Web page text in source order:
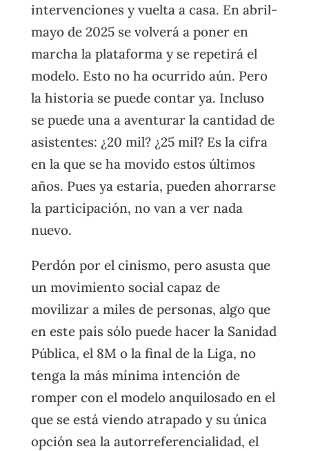
intervenciones y vuelta a casa. En abril-
mayo de 2025 se volverá a poner en
marcha la plataforma y se repetirá el
modelo. Esto no ha ocurrido aún. Pero
la historia se puede contar ya. Incluso
se puede una a aventurar la cantidad de
asistentes: ¿20 mil? ¿25 mil? Es la cifra
en la que se ha movido estos últimos
años. Pues ya estaría, pueden ahorrarse
la participación, no van a ver nada
nuevo.
Perdón por el cinismo, pero asusta que
un movimiento social capaz de
movilizar a miles de personas, algo que
en este país sólo puede hacer la Sanidad
Pública, el 8M o la final de la Liga, no
tenga la más mínima intención de
romper con el modelo anquilosado en el
que se está viendo atrapado y su única
opción sea la autorreferencialidad, el